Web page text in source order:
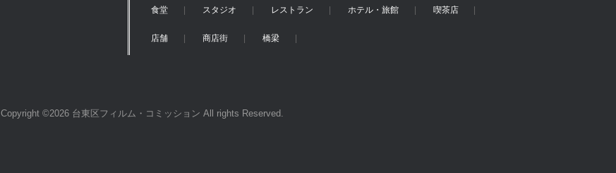
食堂 スタジオ レストラン ホテル・旅館 喫茶店
店舗 商店街 橋梁
Copyright ©2026 台東区フィルム・コミッション All rights Reserved.